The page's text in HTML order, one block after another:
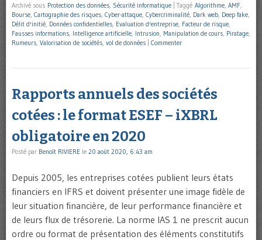
Archivé sous Protection des données, Sécurité informatique Taggé Algorithme, AMF,
Bourse, Cartographie des risques, Cyber-attaque, Cybercriminalité, Dark web, Deep fake,
Délit d'initié, Données confidentielles, Evaluation d'entreprise, Facteur de risque,
Fausses informations, Intelligence artificielle, Intrusion, Manipulation de cours, Piratage,
Rumeurs, Valorisation de sociétés, vol de données Commenter
Rapports annuels des sociétés
cotées : le format ESEF – iXBRL
obligatoire en 2020
Posté par Benoît RIVIERE le 20 août 2020, 6:43 am
Depuis 2005, les entreprises cotées publient leurs états
financiers en IFRS et doivent présenter une image fidèle de
leur situation financière, de leur performance financière et
de leurs flux de trésorerie. La norme IAS 1 ne prescrit aucun
ordre ou format de présentation des éléments constitutifs